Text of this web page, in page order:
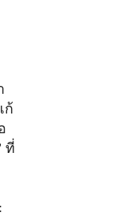
ก้
ที่